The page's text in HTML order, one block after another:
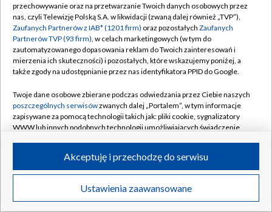
Abonament TVP
Emisja w TVP
Centrum informacji TVP
Naziemna Telewizja Cyfrowa
Rada Programowa
System NOS
Informacje o nadawcy
Program dla prasy
Ogłoszenie przetargowe
Regulamin TVP
Polityka prywatności
Moje zgody
Pomoc
Kontakt
Kanały
©2026 Telewizja Polska S.A. w likwidacji
przechowywanie oraz na przetwarzanie Twoich danych osobowych przez
nas, czyli Telewizję Polską S.A. w likwidacji (zwaną dalej również „TVP”),
Zaufanych Partnerów z IAB* (1201 firm) oraz pozostałych Zaufanych
Partnerów TVP (93 firm), w celach marketingowych (w tym do
zautomatyzowanego dopasowania reklam do Twoich zainteresowań i
mierzenia ich skuteczności) i pozostałych, które wskazujemy poniżej, a
także zgody na udostępnianie przez nas identyfikatora PPID do Google.
Twoje dane osobowe zbierane podczas odwiedzania przez Ciebie naszych
poszczególnych serwisówzwanych dalej „Portalem”, w tym informacje
zapisywane za pomocą technologii takich jak: pliki cookie, sygnalizatory
WWW lub innych podobnych technologii umożliwiających świadczenie
ruchu w Internecie.
Twoje dane osobowe zbierane podczas odwiedzania przez Ciebie
poszczególnych serwisówna Portalu, takie jak adresy IP, identyfikatory
Ustawienia zaawansowane
Akceptuję i przechodzę do serwisu